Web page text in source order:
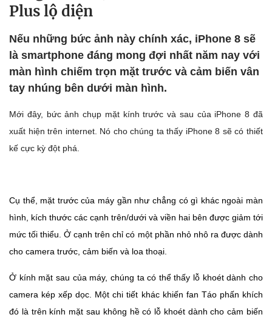
Plus lộ diện
Nếu những bức ảnh này chính xác, iPhone 8 sẽ
là smartphone đáng mong đợi nhất năm nay với
màn hình chiếm trọn mặt trước và cảm biến vân
tay nhúng bên dưới màn hình.
Mới đây, bức ảnh chụp mặt kính trước và sau của iPhone 8 đã
xuất hiện trên internet. Nó cho chúng ta thấy iPhone 8 sẽ có thiết
kế cực kỳ đột phá.
Cụ thể, mặt trước của máy gần như chẳng có gì khác ngoài màn
hình, kích thước các cạnh trên/dưới và viền hai bên được giảm tới
mức tối thiểu. Ở cạnh trên chỉ có một phần nhỏ nhô ra được dành
cho camera trước, cảm biến và loa thoại.
Ở kính mặt sau của máy, chúng ta có thể thấy lỗ khoét dành cho
camera kép xếp dọc. Một chi tiết khác khiến fan Táo phấn khích
đó là trên kính mặt sau không hề có lỗ khoét dành cho cảm biến